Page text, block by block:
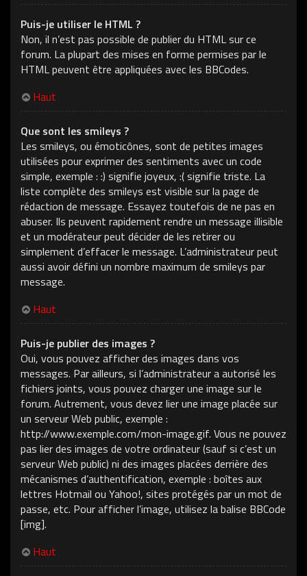
Puis-je utiliser le HTML ?
Non, il n’est pas possible de publier du HTML sur ce
forum. La plupart des mises en forme permises par le
HTML peuvent être appliquées avec les BBCodes.
Haut
Que sont les smileys ?
Les smileys, ou émoticônes, sont de petites images
utilisées pour exprimer des sentiments avec un code
simple, exemple : :) signifie joyeux, :( signifie triste. La
liste complète des smileys est visible sur la page de
rédaction de message. Essayez toutefois de ne pas en
abuser. Ils peuvent rapidement rendre un message illisible
et un modérateur peut décider de les retirer ou
simplement d’effacer le message. L’administrateur peut
aussi avoir défini un nombre maximum de smileys par
message.
Haut
Puis-je publier des images ?
Oui, vous pouvez afficher des images dans vos
messages. Par ailleurs, si l’administrateur a autorisé les
fichiers joints, vous pouvez charger une image sur le
forum. Autrement, vous devez lier une image placée sur
un serveur Web public, exemple :
http://www.exemple.com/mon-image.gif. Vous ne pouvez
pas lier des images de votre ordinateur (sauf si c’est un
serveur Web public) ni des images placées derrière des
mécanismes d’authentification, exemple : boîtes aux
lettres Hotmail ou Yahoo!, sites protégés par un mot de
passe, etc. Pour afficher l’image, utilisez la balise BBCode
[img].
Haut